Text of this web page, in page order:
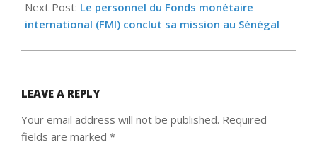
Next Post: Le personnel du Fonds monétaire
international (FMI) conclut sa mission au Sénégal
LEAVE A REPLY
Your email address will not be published. Required
fields are marked *